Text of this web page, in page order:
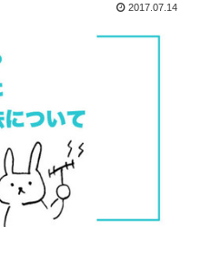
2017.07.14